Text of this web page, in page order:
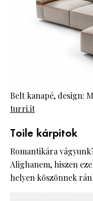
Belt kanapé, design:
turri.it
Toile kárpitok
Romantikára
Alighanem, hiszen
helyen köszönnek